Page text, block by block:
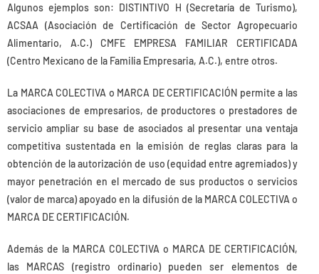
Algunos ejemplos son: DISTINTIVO H (Secretaría de Turismo),
ACSAA (Asociación de Certificación de Sector Agropecuario
Alimentario, A.C.) CMFE EMPRESA FAMILIAR CERTIFICADA
(Centro Mexicano de la Familia Empresaria, A.C.), entre otros.
La MARCA COLECTIVA o MARCA DE CERTIFICACIÓN permite a las
asociaciones de empresarios, de productores o prestadores de
servicio ampliar su base de asociados al presentar una ventaja
competitiva sustentada en la emisión de reglas claras para la
obtención de la autorización de uso (equidad entre agremiados) y
mayor penetración en el mercado de sus productos o servicios
(valor de marca) apoyado en la difusión de la MARCA COLECTIVA o
MARCA DE CERTIFICACIÓN.
Además de la MARCA COLECTIVA o MARCA DE CERTIFICACIÓN,
las MARCAS (registro ordinario) pueden ser elementos de